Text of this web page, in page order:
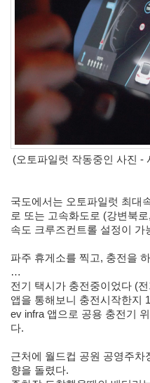
(오토파일럿 작동중인 사진 -
국도에서는 오토파일럿 최대
로 또는 고속화도로 (강변북
속도 크루즈컨트롤 설정이 가
파주 휴게소를 찍고, 충전을
…
전기 택시가 충전중이었다 (
앱을 통해보니 충전시작한지
ev infra 앱으로 공용 충전기
다.
근처에 월드컵 공원 공영주
향을 돌렸다.
Categories
40
재
PSP
9
음
1
코
드
악
보
0
진
6